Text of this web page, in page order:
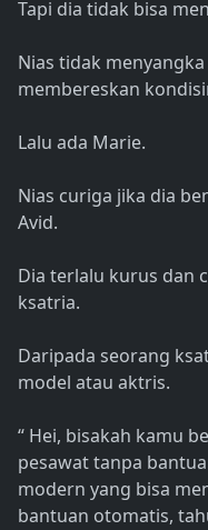
Tapi dia tidak bisa
Nias tidak
membereskan
Lalu ada Marie.
Nias curiga jika dia
Avid.
Dia terlalu kurus dan
ksatria.
Daripada seorang
model atau aktris.
“ Hei, bisakah kamu
pesawat tanpa
modern yang bisa
bantuan otomatis,